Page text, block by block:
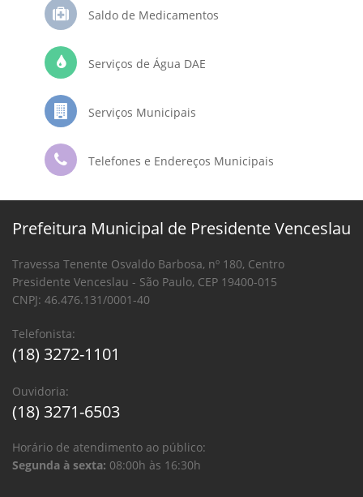
Saldo de Medicamentos
Serviços de Água DAE
Serviços Municipais
Telefones e Endereços Municipais
Prefeitura Municipal de Presidente Venceslau
Travessa Tenente Osvaldo Barbosa, nº 180, Centro
Presidente Venceslau - São Paulo, CEP 19400-015
CNPJ: 46.476.131/0001-40
Telefonista:
(18) 3272-1101
Ouvidoria:
(18) 3271-6503
Horário de atendimento ao público:
Segunda à sexta: 08:00h às 16:30h